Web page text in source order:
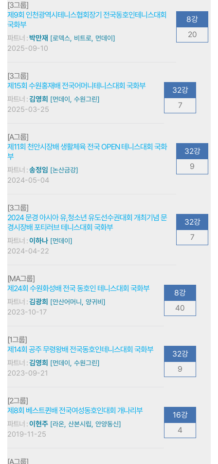
[3그룹]
제9회 인천광역시테니스협회장기 전국동호인테니스대회
국화부
파트너 :박만재 [로덱스, 비트로, 먼데이]
2025-09-10
8강
20
[3그룹]
제15회 수원홍재배 전국어머니테니스대회 국화부
파트너 :김영희 [먼데이, 수원그린]
2025-03-25
32강
7
[A그룹]
제11회 천안시장배 생활체육 전국 OPEN 테니스대회 국화
부
파트너 :송정임 [논산금강]
2024-05-04
32강
9
[3그룹]
2024 문경 아시아 유,청소년 유도선수권대회 개최기념 문
경시장배 포티러브 테니스대회 국화부
파트너 :이하나 [먼데이]
2024-04-22
32강
7
[MA그룹]
제24회 수원화성배 전국 동호인 테니스대회 국화부
파트너 :김광희 [안산어머니, 양귀비]
2023-10-17
8강
40
[1그룹]
제14회 공주 무령왕배 전국동호인테니스대회 국화부
파트너 :김영희 [먼데이, 수원그린]
2023-09-21
32강
9
[2그룹]
제8회 베스트퀸배 전국여성동호인대회 개나리부
파트너 :이현주 [라온, 산본시립, 안양동신]
2019-11-25
16강
4
[A그룹]